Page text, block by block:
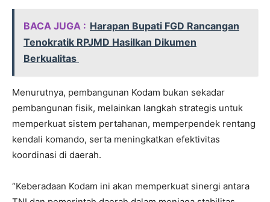
BACA JUGA : Harapan Bupati FGD Rancangan
Tenokratik RPJMD Hasilkan Dikumen
Berkualitas
Menurutnya, pembangunan Kodam bukan sekadar
pembangunan fisik, melainkan langkah strategis untuk
memperkuat sistem pertahanan, memperpendek rentang
kendali komando, serta meningkatkan efektivitas
koordinasi di daerah.
“Keberadaan Kodam ini akan memperkuat sinergi antara